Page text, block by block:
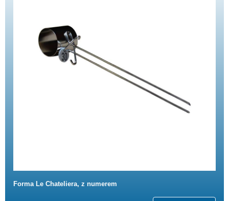
Forma Le Chateliera, z numerem